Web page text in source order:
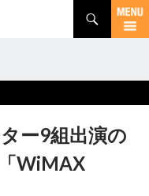
ー9組出演の
WiMAX